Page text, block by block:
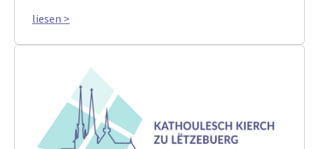
liesen >